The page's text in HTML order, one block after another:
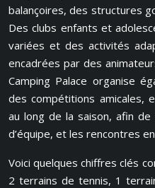
balançoires, des structures
Des clubs enfants et
variées et des activités
encadrées par des
Camping Palace organise
des compétitions
au long de la saison, afin de
d’équipe, et les rencontres
Voici quelques chiffres clés
2 terrains de tennis, 1